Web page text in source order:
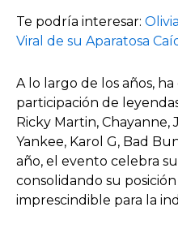
Te podría interesar:
Viral de su Aparatosa
A lo largo de los años,
participación de
Ricky Martin, Chayanne,
Yankee, Karol G, Bad
año, el evento celebra su
consolidando su
imprescindible para la